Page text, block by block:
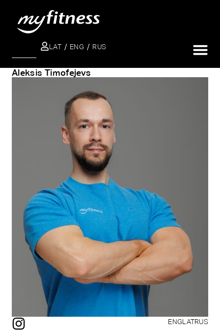
LAT ENG RUS
Aleksis Timofejevs
ENGLATRUS